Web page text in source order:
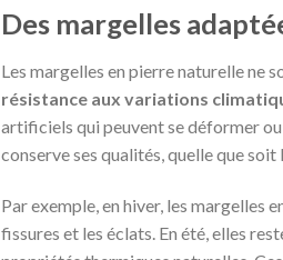
Des margelles
Les margelles en pierre naturelle ne
résistance aux variations
artificiels qui peuvent se déformer ou
conserve ses qualités, quelle que soit
Par exemple, en hiver, les margelles
fissures et les éclats. En été, elles